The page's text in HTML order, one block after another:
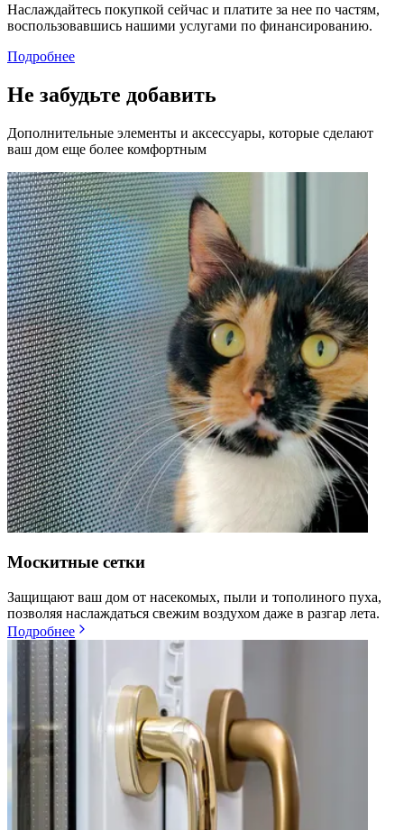
Наслаждайтесь покупкой сейчас и платите за нее по частям,
воспользовавшись нашими услугами по финансированию.
Подробнее
Не забудьте добавить
Дополнительные элементы и аксессуары, которые сделают
ваш дом еще более комфортным
Москитные сетки
Защищают ваш дом от насекомых, пыли и тополиного пуха,
позволяя наслаждаться свежим воздухом даже в разгар лета.
Подробнее